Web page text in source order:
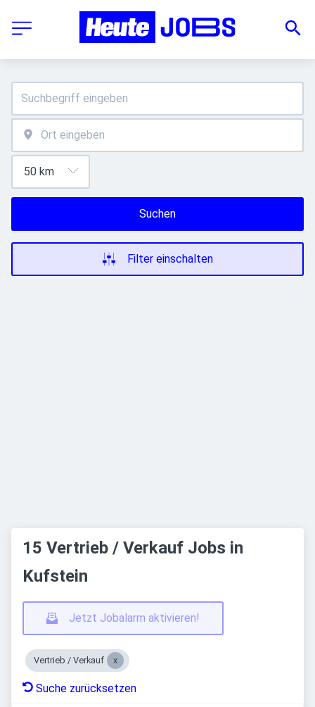
Suchen
Filter einschalten
15 Vertrieb / Verkauf Jobs in
Kufstein
Jetzt Jobalarm aktivieren!
Vertrieb / Verkauf
Suche zurücksetzen